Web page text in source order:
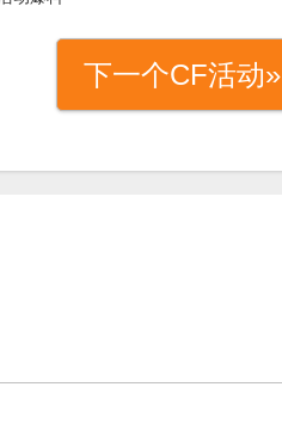
下一个CF活动»